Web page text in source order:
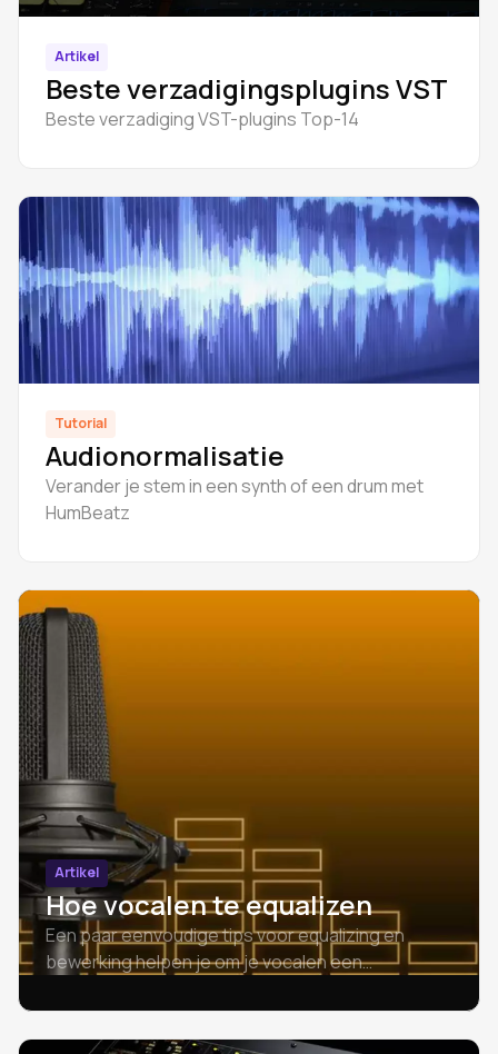
Artikel
Beste verzadigingsplugins VST
Beste verzadiging VST-plugins Top-14
Tutorial
Audionormalisatie
Verander je stem in een synth of een drum met
HumBeatz
Artikel
Hoe vocalen te equalizen
Een paar eenvoudige tips voor equalizing en
bewerking helpen je om je vocalen een
vocal-equalizing.